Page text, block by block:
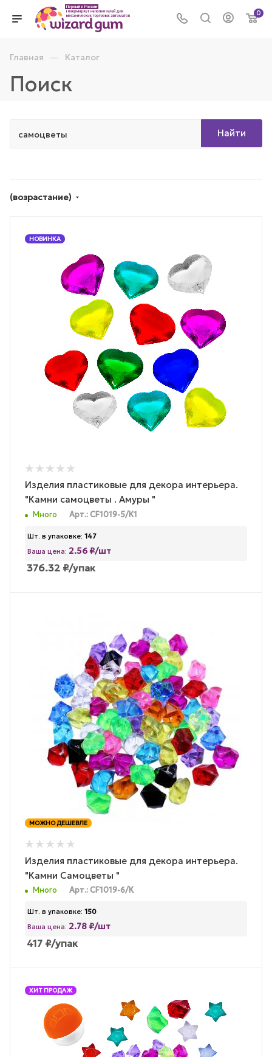
0
Главная — Каталог
Поиск
Найти
(возрастание)
НОВИНКА
Изделия пластиковые для декора интерьера.
"Камни самоцветы . Амуры "
Много Арт.: CF1019-5/К1
Шт. в упаковке: 147
Ваша цена: 2.56 ₽/шт
376.32 ₽/упак
МОЖНО ДЕШЕВЛЕ
Изделия пластиковые для декора интерьера.
"Камни Самоцветы "
Много Арт.: CF1019-6/К
Шт. в упаковке: 150
Ваша цена: 2.78 ₽/шт
417 ₽/упак
ХИТ ПРОДАЖ